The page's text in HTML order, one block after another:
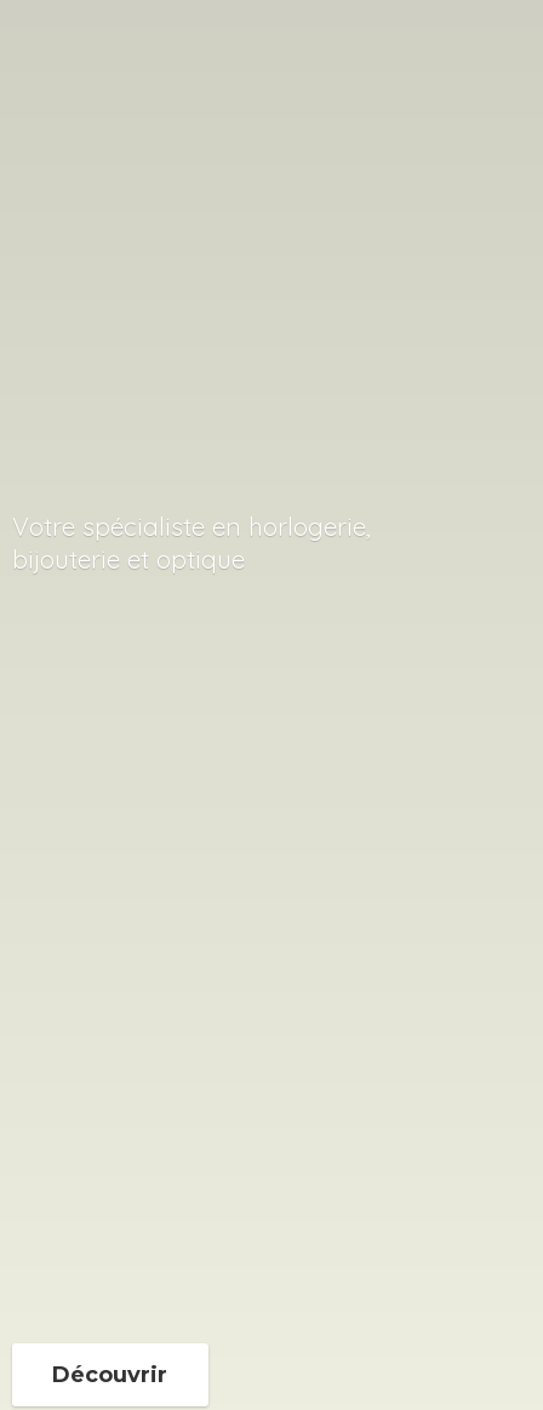
Votre spécialiste en horlogerie,
bijouterie et optique
Découvrir